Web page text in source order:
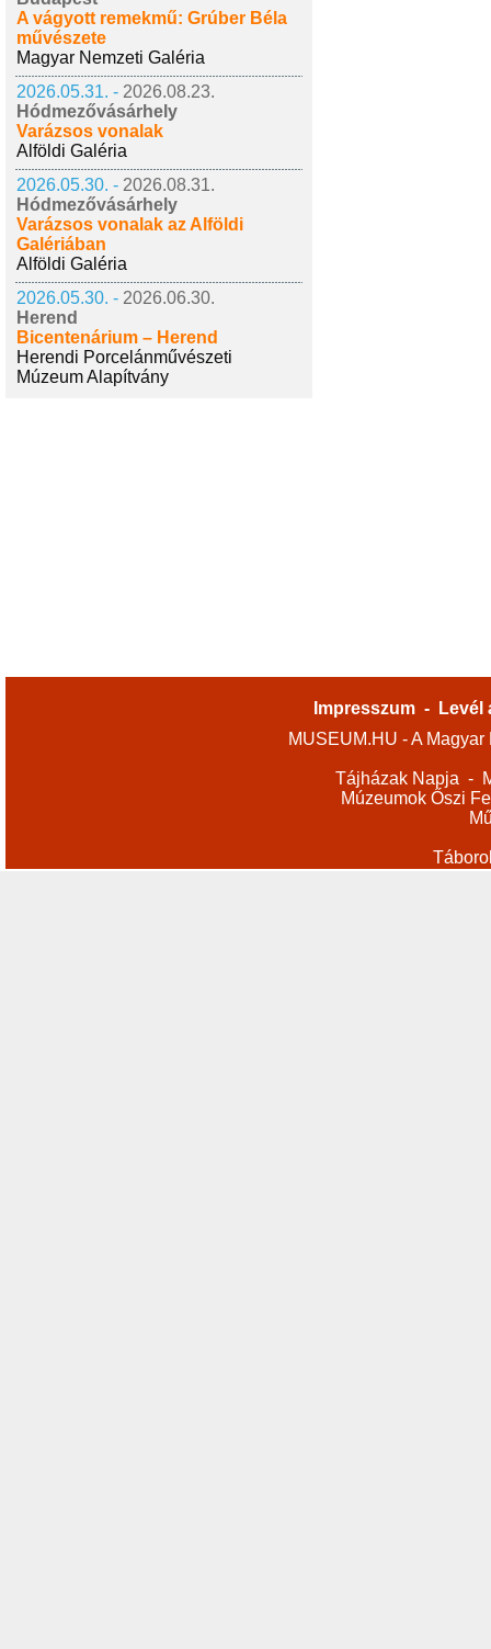
A vágyott remekmű: Grúber Béla
művészete
Magyar Nemzeti Galéria
2026.05.31. - 2026.08.23.
Hódmezővásárhely
Varázsos vonalak
Alföldi Galéria
2026.05.30. - 2026.08.31.
Hódmezővásárhely
Varázsos vonalak az Alföldi
Galériában
Alföldi Galéria
2026.05.30. - 2026.06.30.
Herend
Bicentenárium – Herend
Herendi Porcelánművészeti
Múzeum Alapítvány
Impresszum -
Levél
MUSEUM.HU - A
Tájházak Napja -
Múzeumok Őszi